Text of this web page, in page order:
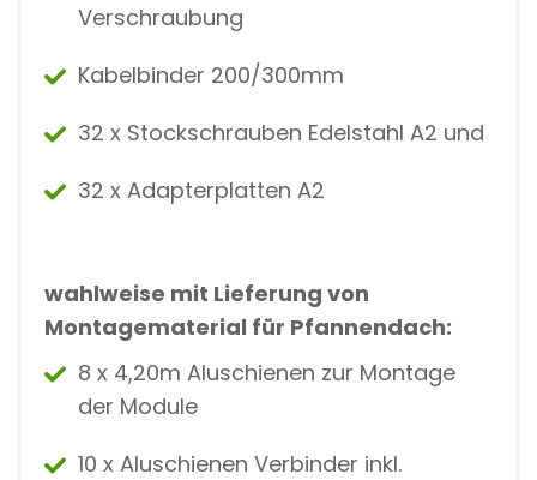
Verschraubung
Kabelbinder 200/300mm
32 x Stockschrauben Edelstahl A2 und
32 x Adapterplatten A2
wahlweise mit Lieferung von
Montagematerial für Pfannendach:
8 x 4,20m Aluschienen zur Montage
der Module
10 x Aluschienen Verbinder inkl.